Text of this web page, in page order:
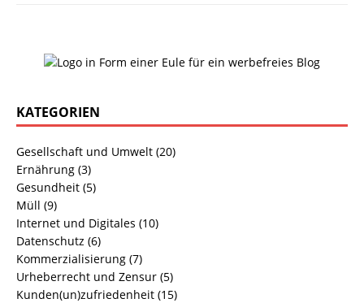
KATEGORIEN
Gesellschaft und Umwelt (20)
Ernährung (3)
Gesundheit (5)
Müll (9)
Internet und Digitales (10)
Datenschutz (6)
Kommerzialisierung (7)
Urheberrecht und Zensur (5)
Kunden(un)zufriedenheit (15)